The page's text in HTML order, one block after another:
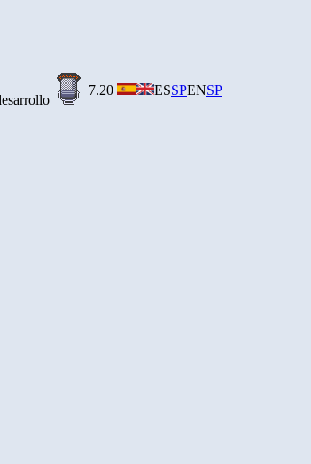
7.20 ESSPENSP